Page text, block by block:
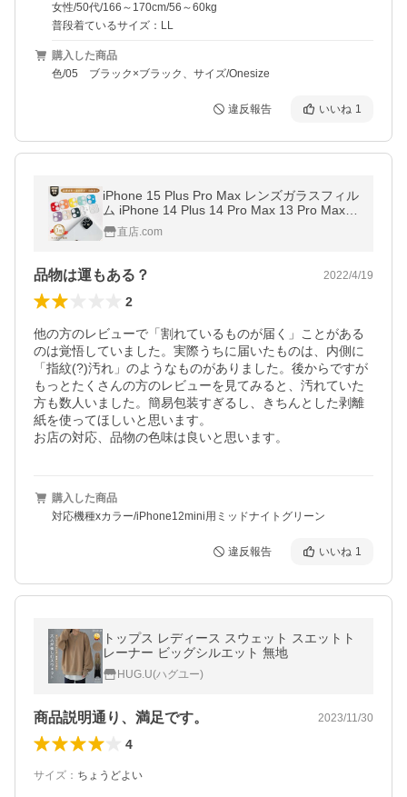
女性/50代/166～170cm/56～60kg
普段着ているサイズ：LL
購入した商品
色/05 ブラック×ブラック、サイズ/Onesize
違反報告 いいね 1
iPhone 15 Plus Pro Max レンズガラスフィル
ム iPhone 14 Plus 14 Pro Max 13 Pro Max 1
3 mini 12 Pro Max用カメラレンズ保護一体
型ガラスフィルム レンズカバー
直店.com
品物は運もある？ 2022/4/19
2
他の方のレビューで「割れているものが届く」ことがある
のは覚悟していました。実際うちに届いたものは、内側に
「指紋(?)汚れ」のようなものがありました。後からですが
もっとたくさんの方のレビューを見てみると、汚れていた
方も数人いました。簡易包装すぎるし、きちんとした剥離
紙を使ってほしいと思います。
お店の対応、品物の色味は良いと思います。
購入した商品
対応機種xカラー/iPhone12mini用ミッドナイトグリーン
違反報告 いいね 1
トップス レディース スウェット スエットト
レーナー ビッグシルエット 無地
HUG.U(ハグユー)
商品説明通り、満足です。 2023/11/30
4
サイズ ： ちょうどよい